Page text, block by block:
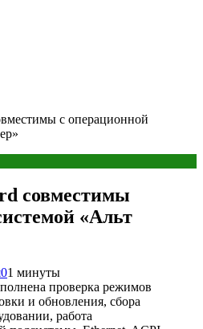
с операционной
совместимы
«Альт
01 минуты
проверка режимов
и обновления, сбора
работа